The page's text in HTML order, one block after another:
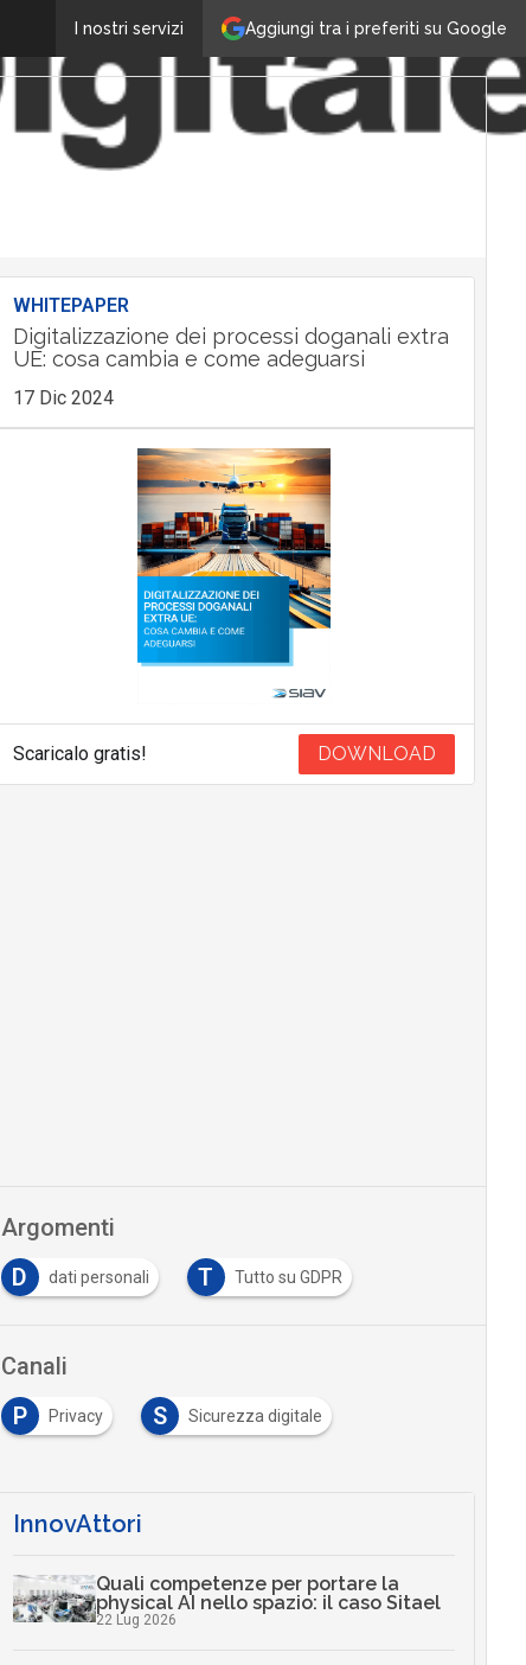
Aggiungi tra i preferiti su Google
I nostri servizi
WHITEPAPER
Digitalizzazione dei processi doganali extra
UE: cosa cambia e come adeguarsi
17 Dic 2024
Scaricalo gratis! DOWNLOAD
Argomenti
D
dati personali T Tutto su GDPR
Canali
P
Privacy S Sicurezza digitale
InnovAttori
Quali competenze per portare la
physical AI nello spazio: il caso Sitael
22 Lug 2026